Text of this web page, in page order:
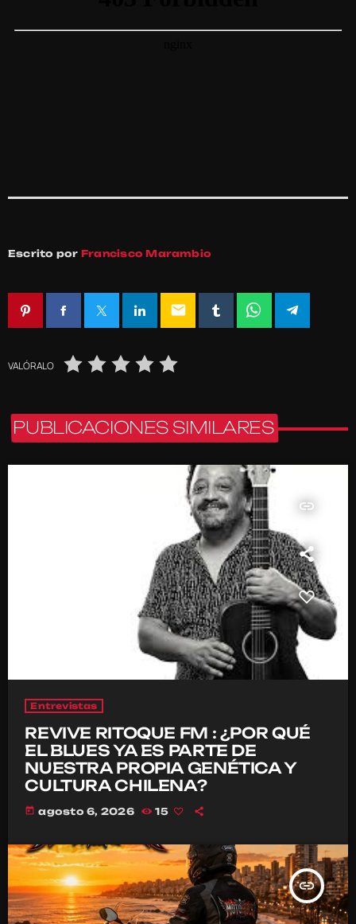
Escrito por Francisco Marambio
email
VALÓRALO
PUBLICACIONES SIMILARES
insert_link
Entrevistas
REVIVE RITOQUE FM : ¿POR QUÉ
EL BLUES YA ES PARTE DE
NUESTRA PROPIA GENÉTICA Y
CULTURA CHILENA?
today agosto 6, 2026 15
insert_link